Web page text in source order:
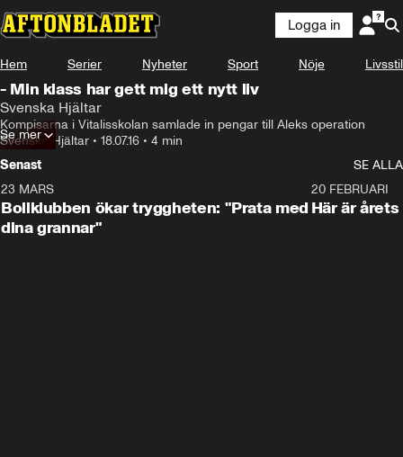
Logga in
Hem Serier Nyheter Sport Nöje Livsstil
- Min klass har gett mig ett nytt liv
Svenska Hjältar
Kompisarna i Vitalisskolan samlade in pengar till Aleks operation
Svenska Hjältar • 18.07.16 • 4 min
Se mer
Senast
SE ALLA
23 MARS
Bollklubben ökar tryggheten: "Prata med
dina grannar"
20 FEBRUARI
Här är